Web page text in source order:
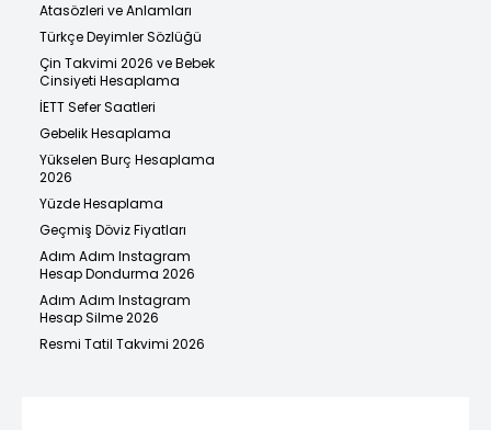
Atasözleri ve Anlamları
Türkçe Deyimler Sözlüğü
Çin Takvimi 2026 ve Bebek
Cinsiyeti Hesaplama
İETT Sefer Saatleri
Gebelik Hesaplama
Yükselen Burç Hesaplama
2026
Yüzde Hesaplama
Geçmiş Döviz Fiyatları
Adım Adım Instagram
Hesap Dondurma 2026
Adım Adım Instagram
Hesap Silme 2026
Resmi Tatil Takvimi 2026